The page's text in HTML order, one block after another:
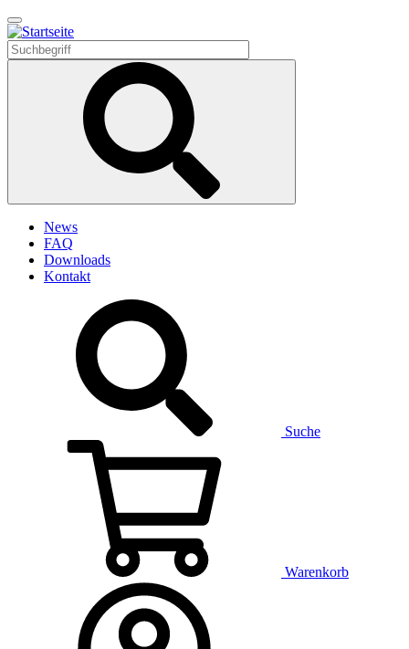
Direkt
zum
Inhalt
News
FAQ
Downloads
Kontakt
Suche
Warenkorb